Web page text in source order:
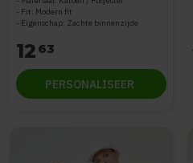
Fit: Modern fit
Eigenschap: Zachte binnenzijde
12 63
PERSONALISEER